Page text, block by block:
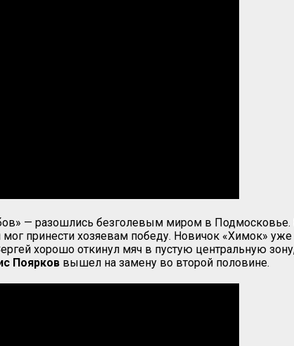
— разошлись безголевым миром в Подмосковье.
принести хозяевам победу. Новичок «Химок»
хорошо откинул мяч в пустую центральную
Поярков вышел на замену во второй половине.